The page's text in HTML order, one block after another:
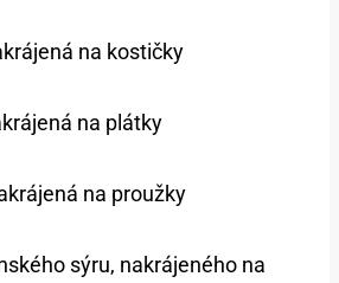
na kostičky
na plátky
na proužky
sýru, nakrájeného na